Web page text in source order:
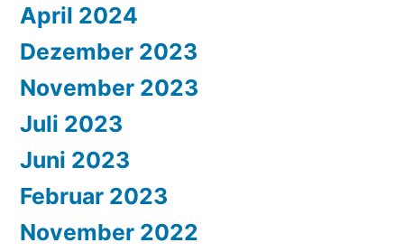
April 2024
Dezember 2023
November 2023
Juli 2023
Juni 2023
Februar 2023
November 2022